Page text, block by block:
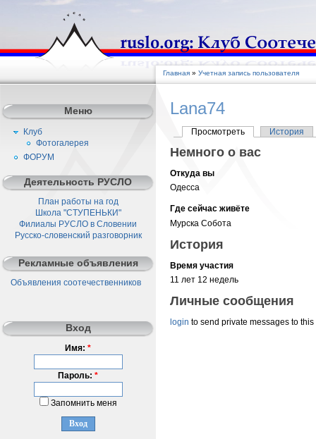
Главная » Учетная запись пользователя
Lana74
Просмотреть История
Немного о вас
Откуда вы
Одесса
Где сейчас живёте
Мурска Собота
История
Время участия
11 лет 12 недель
Личные сообщения
login to send private messages to this
Меню
Клуб
Фотогалерея
ФОРУМ
Деятельность РУСЛО
План работы на год
Школа "СТУПЕНЬКИ"
Филиалы РУСЛО в Словении
Русско-словенский разговорник
Рекламные объявления
Объявления соотечественников
Вход
Имя: *
Пароль: *
Запомнить меня